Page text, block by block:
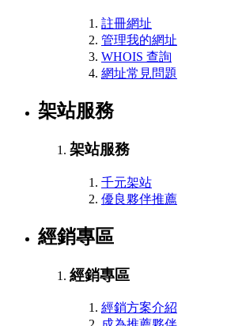
註冊網址
管理我的網址
WHOIS 查詢
網址常見問題
架站服務
架站服務
千元架站
優良夥伴推薦
經銷專區
經銷專區
經銷方案介紹